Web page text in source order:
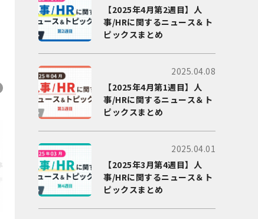
【2025年4月第2週目】人
事/HRに関するニュース＆ト
ピックスまとめ
2025.04.08
【2025年4月第1週目】人
事/HRに関するニュース＆ト
ピックスまとめ
2025.04.01
【2025年3月第4週目】人
事/HRに関するニュース＆ト
ピックスまとめ